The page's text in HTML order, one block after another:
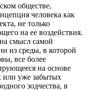
обществе,
человека как
не только
на ее воздействия.
смысл самой
из среды, в которой
все более
на основе
или уже забытых
зодчества, в